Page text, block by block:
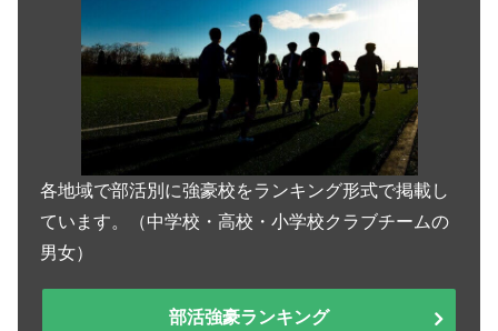
各地域で部活別に強豪校をランキング形式で掲載し
ています。（中学校・高校・小学校クラブチームの
男女）
部活強豪ランキング